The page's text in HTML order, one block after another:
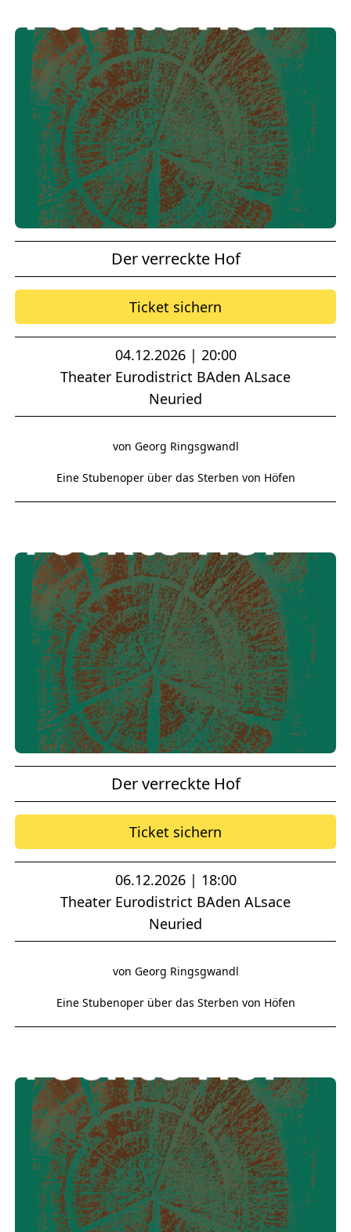
Der verreckte Hof
Ticket sichern
04.12.2026 | 20:00
Theater Eurodistrict BAden ALsace
Neuried
von Georg Ringsgwandl
Eine Stubenoper über das Sterben von Höfen
Der verreckte Hof
Ticket sichern
06.12.2026 | 18:00
Theater Eurodistrict BAden ALsace
Neuried
von Georg Ringsgwandl
Eine Stubenoper über das Sterben von Höfen